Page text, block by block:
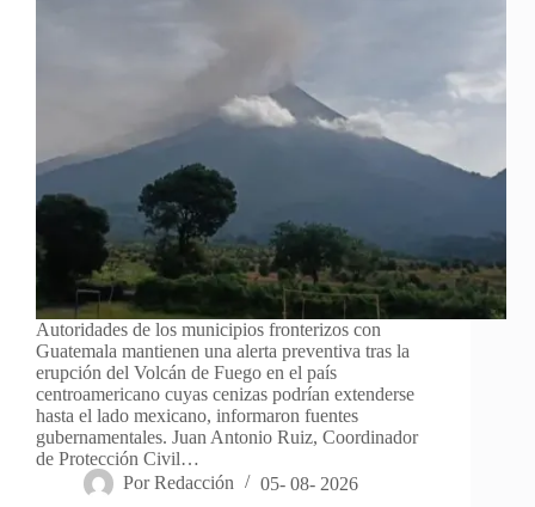
Autoridades de los municipios fronterizos con
Guatemala mantienen una alerta preventiva tras la
erupción del Volcán de Fuego en el país
centroamericano cuyas cenizas podrían extenderse
hasta el lado mexicano, informaron fuentes
gubernamentales. Juan Antonio Ruiz, Coordinador
de Protección Civil…
Por Redacción 05- 08- 2026